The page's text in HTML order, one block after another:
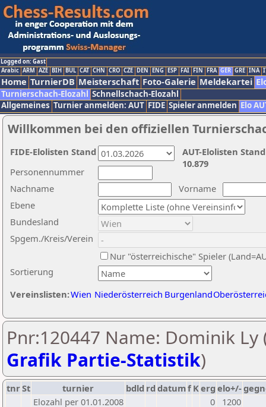
Logged on: Gast
Arabic ARM AZE BIH BUL CAT CHN CRO CZE DEN ENG ESP FAI FIN FRA GER GRE INA
Home TurnierDB Meisterschaft Foto-Galerie Meldekartei
Turnierschach-Elozahl Schnellschach-Elozahl
Allgemeines Turnier anmelden: AUT FIDE Spieler anmelden Elo
Willkommen bei den offiziellen
Nachname
Vorname
Ebene
Sortierung
Personennummer
Bundesland
Spgem./Kreis/Verein
Nur "österreichische" Spieler
Vereinslisten:Wien Niederösterreich Burgenland
AUT-Elolisten
10.879
FIDE-Elolisten Stand
Pnr:120447 Name: Dominik Ly
Grafik Partie-Statistik)
tnrSt turnier bdld rd datumf Kerg elo+/-
Elozahl per 01.01.2008
0
1200